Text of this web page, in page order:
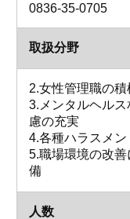
0836-35-0705
取扱分野
2.女性管理職の積
3.メンタルヘル
慮の充実
4.各種ハラスメ
5.職場環境の改
備
人数